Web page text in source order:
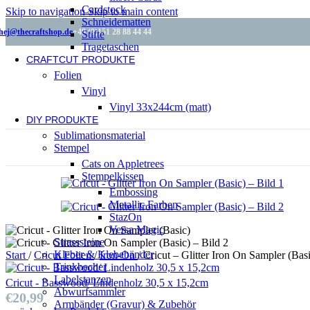
Skip to navigationSkip to main content
+49 (0)151 28 88 44 44
Cardstock
Schneidematten
Stifte
Tragetaschen
CRAFTCUT PRODUKTE
Folien
Vinyl
Vinyl 33x244cm (matt)
DIY PRODUKTE
Sublimationsmaterial
Stempel
Cats on Appletrees
Stempelkissen
Embossing
Metallic Farben
StazOn
Versa Magic
Strasssteine
Kleber & Klebebänder
Trinkbecher
Labelstanzen
Abwurfsammler
Armbänder (Gravur) & Zubehör
Start / Cricut Folien/ Iron-On/ Cricut – Glitter Iron On Sampler
Cricut - Basswood/ Lindenholz 30,5 x 15,2cm
€20,99